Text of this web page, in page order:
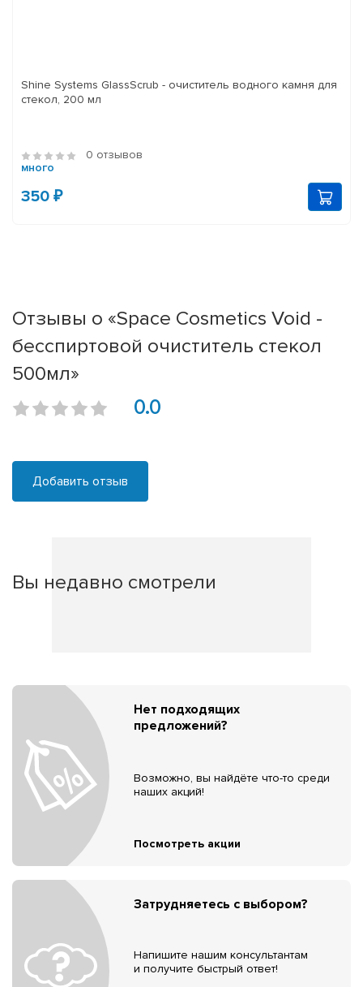
Shine Systems GlassScrub - очиститель водного камня для
стекол, 200 мл
0 отзывов
много
350 ₽
Отзывы о «Space Cosmetics Void -
бесспиртовой очиститель стекол
500мл»
0.0
Добавить отзыв
Вы недавно смотрели
Нет подходящих
предложений?
Возможно, вы найдёте что-то среди
наших акций!
Посмотреть акции
Затрудняетесь с выбором?
Напишите нашим консультантам
и получите быстрый ответ!